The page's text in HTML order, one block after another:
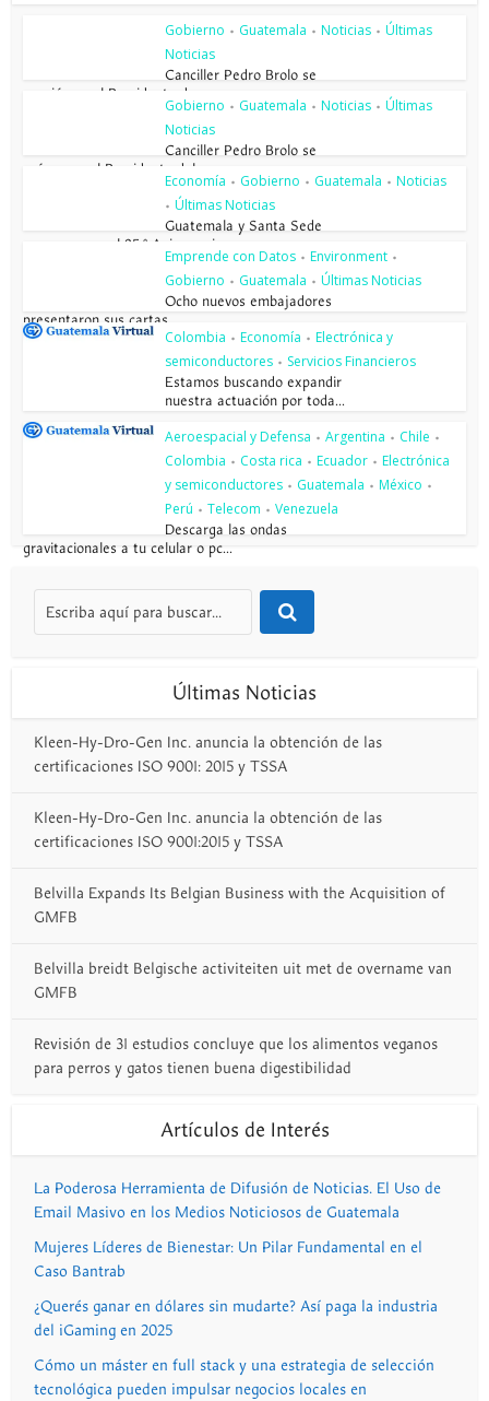
Gobierno • Guatemala • Noticias • Últimas
Noticias
Canciller Pedro Brolo se
reunió con el Presidente de...
Gobierno • Guatemala • Noticias • Últimas
Noticias
Canciller Pedro Brolo se
reúne con el Presidente del...
Economía • Gobierno • Guatemala • Noticias
• Últimas Noticias
Guatemala y Santa Sede
conmemoran el 85.º Aniversario...
Emprende con Datos • Environment •
Gobierno • Guatemala • Últimas Noticias
Ocho nuevos embajadores
presentaron sus cartas...
Colombia • Economía • Electrónica y
semiconductores • Servicios Financieros
Estamos buscando expandir
nuestra actuación por toda...
Aeroespacial y Defensa • Argentina • Chile •
Colombia • Costa rica • Ecuador • Electrónica
y semiconductores • Guatemala • México •
Perú • Telecom • Venezuela
Descarga las ondas
gravitacionales a tu celular o pc...
Últimas Noticias
Kleen-Hy-Dro-Gen Inc. anuncia la obtención de las
certificaciones ISO 9001: 2015 y TSSA
Kleen-Hy-Dro-Gen Inc. anuncia la obtención de las
certificaciones ISO 9001:2015 y TSSA
Belvilla Expands Its Belgian Business with the Acquisition of
GMFB
Belvilla breidt Belgische activiteiten uit met de overname van
GMFB
Revisión de 31 estudios concluye que los alimentos veganos
para perros y gatos tienen buena digestibilidad
Artículos de Interés
La Poderosa Herramienta de Difusión de Noticias. El Uso de
Email Masivo en los Medios Noticiosos de Guatemala
Mujeres Líderes de Bienestar: Un Pilar Fundamental en el
Caso Bantrab
¿Querés ganar en dólares sin mudarte? Así paga la industria
del iGaming en 2025
Cómo un máster en full stack y una estrategia de selección
tecnológica pueden impulsar negocios locales en